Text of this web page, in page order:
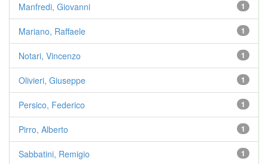
1
Manfredi, Giovanni
1
Mariano, Raffaele
1
Notari, Vincenzo
1
Olivieri, Giuseppe
1
Persico, Federico
1
Pirro, Alberto
1
Sabbatini, Remigio